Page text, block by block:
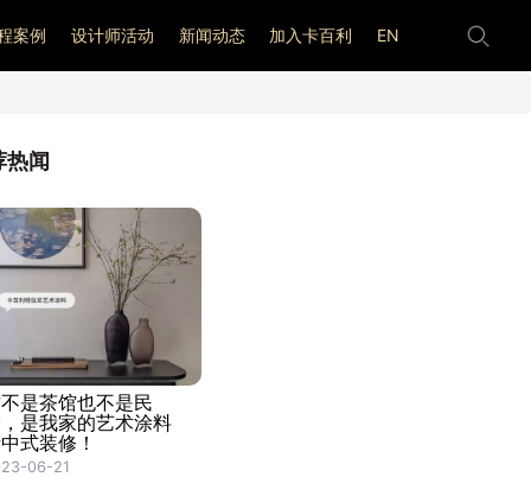
案例 设计师活动 新闻动态 加入卡百利 EN
热闻
是茶馆也不是民
是我家的艺术涂料
式装修！
06-21